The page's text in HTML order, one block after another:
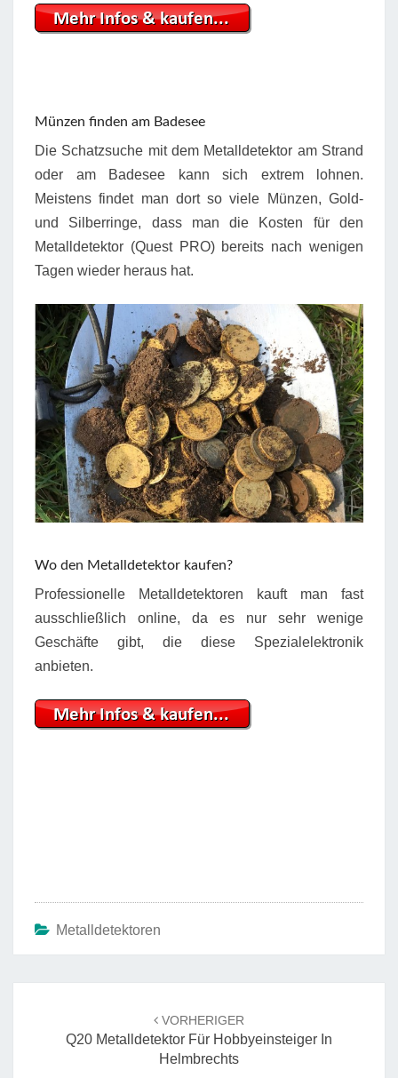
Münzen finden am Badesee
Die Schatzsuche mit dem Metalldetektor am Strand
oder am Badesee kann sich extrem lohnen.
Meistens findet man dort so viele Münzen, Gold-
und Silberringe, dass man die Kosten für den
Metalldetektor (Quest PRO) bereits nach wenigen
Tagen wieder heraus hat.
Wo den Metalldetektor kaufen?
Professionelle Metalldetektoren kauft man fast
ausschließlich online, da es nur sehr wenige
Geschäfte gibt, die diese Spezialelektronik
anbieten.
Metalldetektoren
VORHERIGER
Q20 Metalldetektor Für Hobbyeinsteiger In
Helmbrechts